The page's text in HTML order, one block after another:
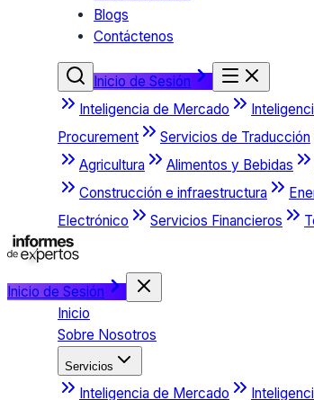
Blogs
Contáctenos
Inicio de Sesión
Inteligencia de Mercado
Procurement
Servicios de Traducción
Agricultura
Alimentos y Bebidas
Construcción e infraestructura
Electrónico
Servicios Financieros
Inicio de Sesión
Inicio
Sobre Nosotros
Servicios
Inteligencia de Mercado